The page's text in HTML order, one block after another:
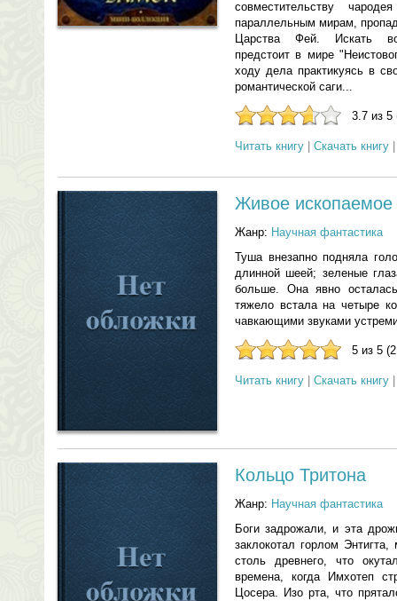
совместительству
параллельным мирам,
Царства Фей. Искать
предстоит в мире
ходу дела практикуясь в
романтической саги...
3.7 из 5
Читать книгу Скачать книгу
Живое ископаемое
Жанр: Научная фантастика
Туша внезапно подняла
длинной шеей; зеленые
больше. Она явно
тяжело встала на четыре
чавкающими звуками
5 из 5
Читать книгу Скачать книгу
Кольцо Тритона
Жанр: Научная фантастика
Боги задрожали, и эта
заклокотал горлом Энтигта,
столь древнего, что
времена, когда Имхотеп
Цосера. Изо рта, что